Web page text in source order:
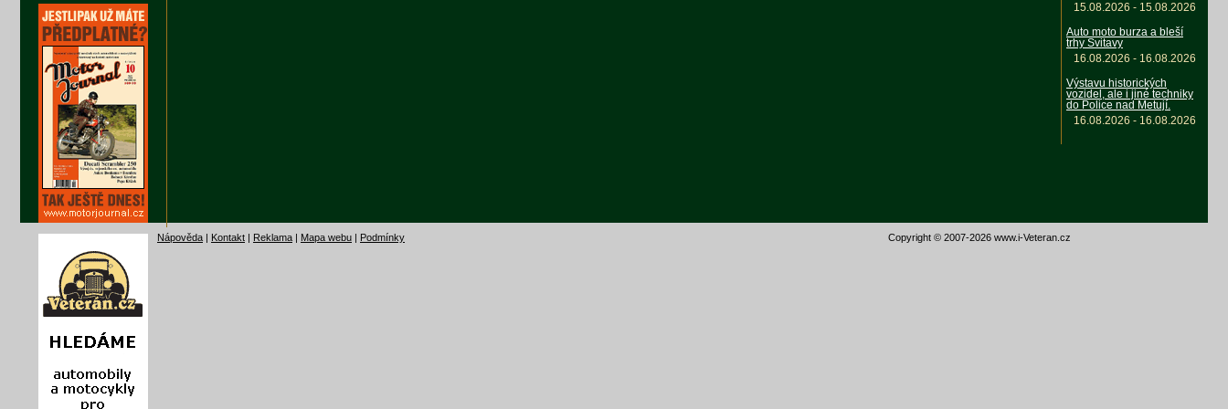
15.08.2026 - 15.08.2026
Auto moto burza a bleší
trhy Svitavy
16.08.2026 - 16.08.2026
Výstavu historických
vozidel, ale i jiné techniky
do Police nad Metují.
16.08.2026 - 16.08.2026
Nápověda | Kontakt | Reklama | Mapa webu | Podmínky Copyright © 2007-2026 www.i-Veteran.cz